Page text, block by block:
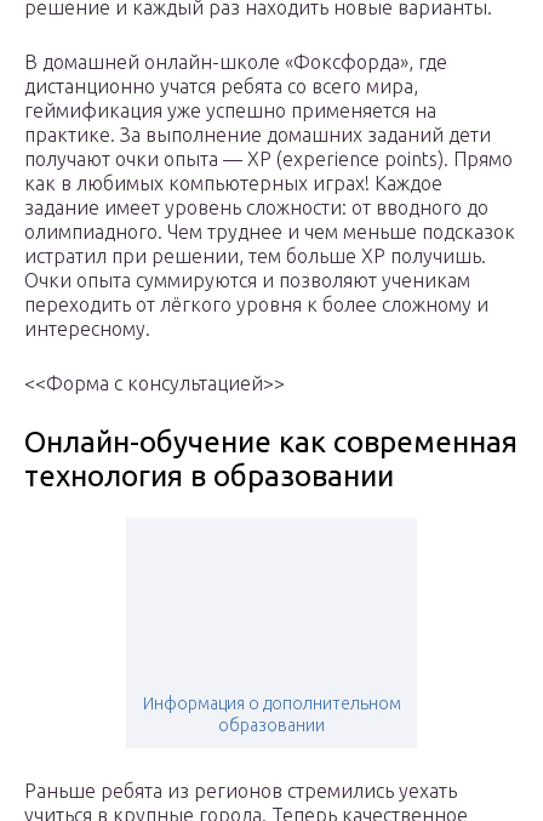
решение и каждый раз находить новые варианты.
В домашней онлайн-школе «Фоксфорда», где
дистанционно учатся ребята со всего мира,
геймификация уже успешно применяется на
практике. За выполнение домашних заданий дети
получают очки опыта — XP (experience points). Прямо
как в любимых компьютерных играх! Каждое
задание имеет уровень сложности: от вводного до
олимпиадного. Чем труднее и чем меньше подсказок
истратил при решении, тем больше XP получишь.
Очки опыта суммируются и позволяют ученикам
переходить от лёгкого уровня к более сложному и
интересному.
<<Форма с консультацией>>
Онлайн-обучение как современная
технология в образовании
Информация о дополнительном
образовании
Раньше ребята из регионов стремились уехать
учиться в крупные города. Теперь качественное